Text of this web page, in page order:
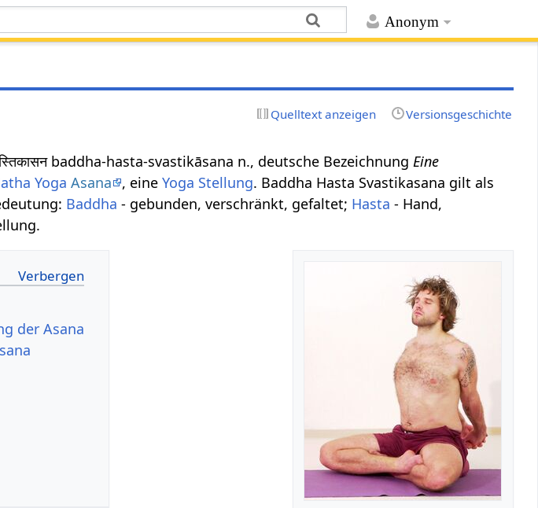
Anonym
Quelltext anzeigen Versionsgeschichte
baddha-hasta-svastikāsana n., deutsche Bezeichnung Eine
Yoga Asana , eineYoga Stellung. Baddha Hasta Svastikasana gilt als
Baddha - gebunden, verschränkt, gefaltet; Hasta - Hand,
der Asana